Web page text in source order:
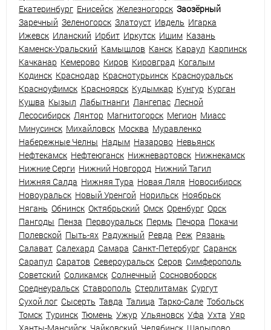
Екатеринбург Енисейск Железногорск Заозёрный
Заречный Зеленогорск Златоуст Ивдель Игарка
Ижевск Иланский Ирбит Иркутск Ишим Казань
Каменск-Уральский Камышлов Канск Караул Карпинск
Качканар Кемерово Киров Кировград Когалым
Кодинск Краснодар Краснотурьинск Красноуральск
Красноуфимск Красноярск Кудымкар Кунгур Курган
Кушва Кызыл Лабытнанги Лангепас Лесной
Лесосибирск Лянтор Магнитогорск Мегион Миасс
Минусинск Михайловск Москва Муравленко
Набережные Челны Надым Назарово Невьянск
Нефтекамск Нефтеюганск Нижневартовск Нижнекамск
Нижние Серги Нижний Новгород Нижний Тагил
Нижняя Салда Нижняя Тура Новая Ляля Новосибирск
Новоуральск Новый Уренгой Норильск Ноябрьск
Нягань Обнинск Октябрьский Омск Оренбург Орск
Пангоды Пенза Первоуральск Пермь Печора Покачи
Полевской Пыть-ях Радужный Ревда Реж Рязань
Салават Салехард Самара Санкт-Петербург Саранск
Сарапул Саратов Североуральск Серов Симферополь
Советский Соликамск Солнечный Сосновоборск
Среднеуральск Ставрополь Стерлитамак Сургут
Сухой лог Сысерть Тавда Талица Тарко-Сале Тобольск
Томск Туринск Тюмень Ужур Ульяновск Уфа Ухта Уяр